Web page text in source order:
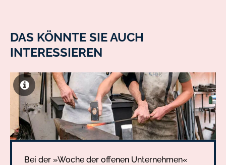
DAS KÖNNTE SIE AUCH
INTERESSIEREN
Bei der »Woche der offenen Unternehmen«